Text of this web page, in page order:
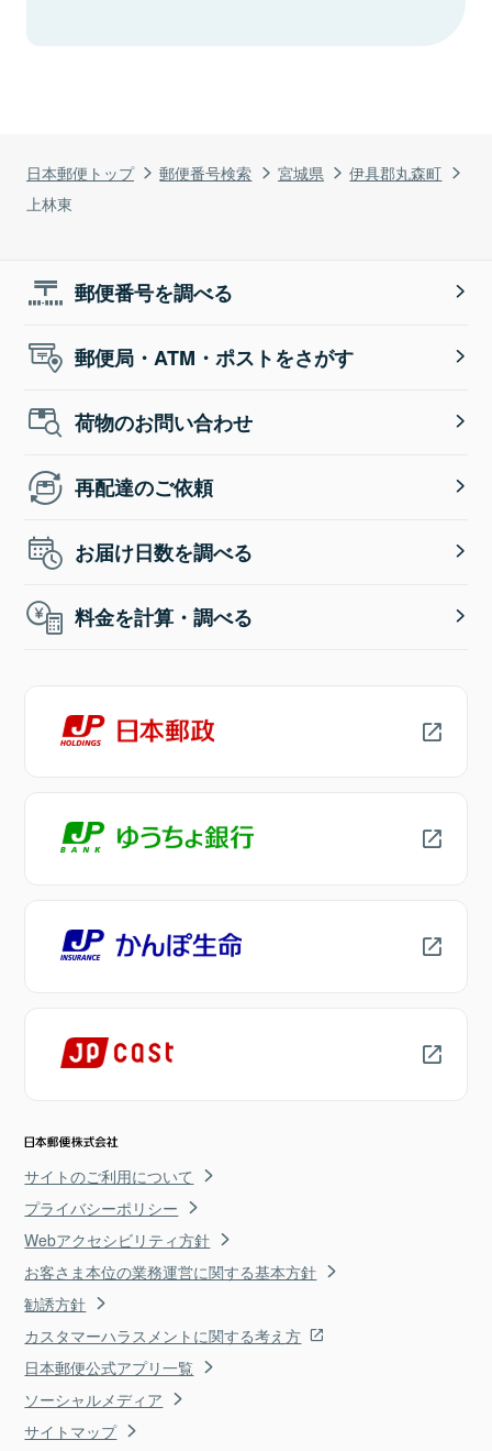
日本郵便トップ 郵便番号検索 宮城県
伊具郡丸森町
上林東
郵便番号を調べる
郵便局・ATM・ポストをさがす
荷物のお問い合わせ
再配達のご依頼
お届け日数を調べる
料金を計算・調べる
サイトのご利用について
プライバシーポリシー
Webアクセシビリティ方針
お客さま本位の業務運営に関する基本方針
勧誘方針
カスタマーハラスメントに関する考え方
日本郵便公式アプリ一覧
ソーシャルメディア
サイトマップ